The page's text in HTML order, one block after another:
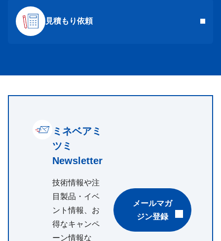
見積もり依頼
ミネベアミ
ツミ
Newsletter
技術情報や注
目製品・イベ
ント情報、お
得なキャンペ
ーン情報な
メールマガ
ジン登録